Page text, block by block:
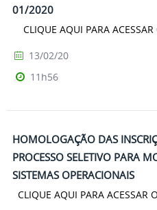
01/2020
CLIQUE AQUI PARA
13/02/20
11h56
HOMOLOGAÇÃO DAS
PROCESSO SELETIVO PARA
SISTEMAS OPERACIONAIS
CLIQUE AQUI PARA ACESSAR